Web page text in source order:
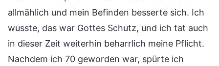
allmählich und mein Befinden besserte sich. Ich
wusste, das war Gottes Schutz, und ich tat auch
in dieser Zeit weiterhin beharrlich meine Pflicht.
Nachdem ich 70 geworden war, spürte ich